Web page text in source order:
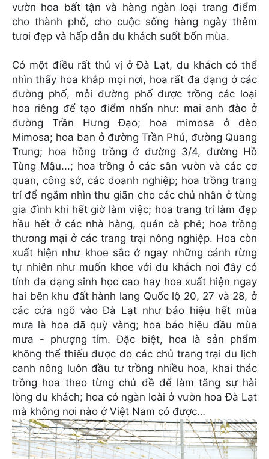
vườn hoa bất tận và hàng ngàn loại trang điểm
cho thành phố, cho cuộc sống hàng ngày thêm
tươi đẹp và hấp dẫn du khách suốt bốn mùa.
Có một điều rất thú vị ở Đà Lạt, du khách có thể
nhìn thấy hoa khắp mọi nơi, hoa rất đa dạng ở các
đường phố, mỗi đường phố được trồng các loại
hoa riêng để tạo điểm nhấn như: mai anh đào ở
đường Trần Hưng Đạo; hoa mimosa ở đèo
Mimosa; hoa ban ở đường Trần Phú, đường Quang
Trung; hoa hồng trồng ở đường 3/4, đường Hồ
Tùng Mậu...; hoa trồng ở các sân vườn và các cơ
quan, công sở, các doanh nghiệp; hoa trồng trang
trí để ngắm nhìn thư giãn cho các chủ nhân ở từng
gia đình khi hết giờ làm việc; hoa trang trí làm đẹp
hầu hết ở các nhà hàng, quán cà phê; hoa trồng
thương mại ở các trang trại nông nghiệp. Hoa còn
xuất hiện như khoe sắc ở ngay những cánh rừng
tự nhiên như muốn khoe với du khách nơi đây có
tính đa dạng sinh học cao hay hoa xuất hiện ngay
hai bên khu đất hành lang Quốc lộ 20, 27 và 28, ở
các cửa ngõ vào Đà Lạt như báo hiệu hết mùa
mưa là hoa dã quỳ vàng; hoa báo hiệu đầu mùa
mưa - phượng tím. Đặc biệt, hoa là sản phẩm
không thể thiếu được do các chủ trang trại du lịch
canh nông luôn đầu tư trồng nhiều hoa, khai thác
trồng hoa theo từng chủ đề để làm tăng sự hài
lòng du khách; hoa có ngàn loài ở vườn hoa Đà Lạt
mà không nơi nào ở Việt Nam có được…